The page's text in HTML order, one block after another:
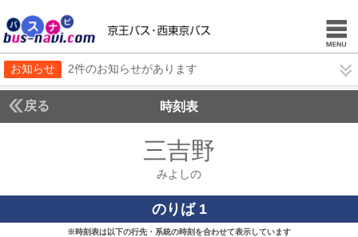
お知らせ 2件のお知らせがあります
戻る 時刻表
三吉野
みよしの
のりば 1
※時刻表は以下の行先・系統の時刻を合わせて表示しています